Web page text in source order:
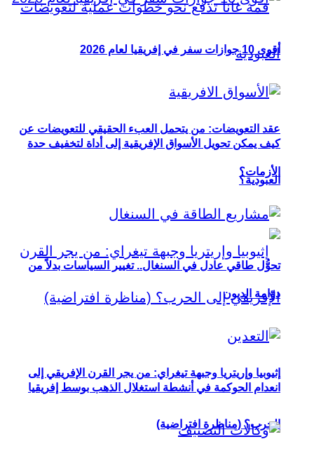
عقد التعويضات: من يتحمل العبء الحقيقي للتعويضات عن
العبودية؟
إثيوبيا وإريتريا وجبهة تيغراي: من يجر القرن الإفريقي إلى
الحرب؟ (مناظرة افتراضية)
أقوى 10 جوازات سفر في إفريقيا لعام 2026
كيف يمكن تحويل الأسواق الإفريقية إلى أداة لتخفيف حدة
الأزمات؟
تحوُّل طاقي عادل في السنغال.. تغيير السياسات بدلاً من
دوّامة الديون
انعدام الحوكمة في أنشطة استغلال الذهب بوسط إفريقيا